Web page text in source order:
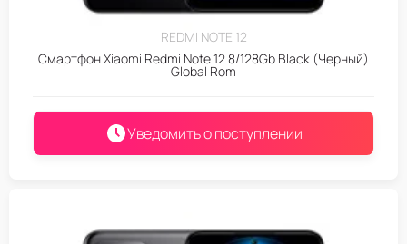
REDMI NOTE 12
Смартфон Xiaomi Redmi Note 12 8/128Gb Black (Черный)
Global Rom
Уведомить о поступлении